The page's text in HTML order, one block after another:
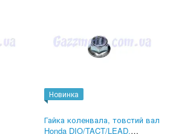
Новинка
Гайка коленвала, товстий вал
Honda DIO/TACT/LEAD.